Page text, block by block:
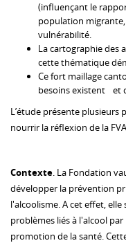
(influençant le
population
vulnérabilité.
La cartographie des
cette thématique
Ce fort maillage
besoins existent et
L’étude présente plusieurs
nourrir la réflexion de la
Contexte. La Fondation
développer la prévention
l'alcoolisme. A cet effet,
problèmes liés à l'alcool
promotion de la santé.